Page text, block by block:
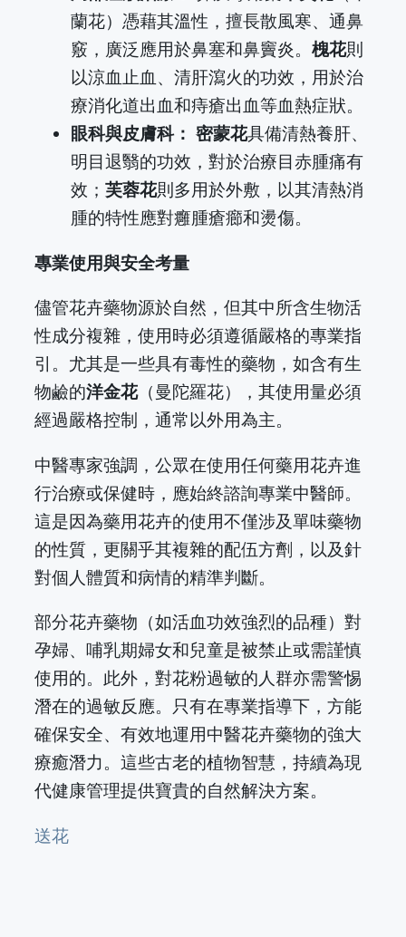
蘭花）憑藉其溫性，擅長散風寒、通鼻
竅，廣泛應用於鼻塞和鼻竇炎。 槐花則
以涼血止血、清肝瀉火的功效，用於治
療消化道出血和痔瘡出血等血熱症狀。
眼科與皮膚科： 密蒙花具備清熱養肝、
明目退翳的功效，對於治療目赤腫痛有
效； 芙蓉花則多用於外敷，以其清熱消
腫的特性應對癰腫瘡癤和燙傷。
專業使用與安全考量
儘管花卉藥物源於自然，但其中所含生物活
性成分複雜，使用時必須遵循嚴格的專業指
引。尤其是一些具有毒性的藥物，如含有生
物鹼的洋金花（曼陀羅花），其使用量必須
經過嚴格控制，通常以外用為主。
中醫專家強調，公眾在使用任何藥用花卉進
行治療或保健時，應始終諮詢專業中醫師。
這是因為藥用花卉的使用不僅涉及單味藥物
的性質，更關乎其複雜的配伍方劑，以及針
對個人體質和病情的精準判斷。
部分花卉藥物（如活血功效強烈的品種）對
孕婦、哺乳期婦女和兒童是被禁止或需謹慎
使用的。此外，對花粉過敏的人群亦需警惕
潛在的過敏反應。只有在專業指導下，方能
確保安全、有效地運用中醫花卉藥物的強大
療癒潛力。這些古老的植物智慧，持續為現
代健康管理提供寶貴的自然解決方案。
送花